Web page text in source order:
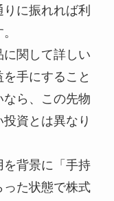
に振れれば利
関して詳しい
手にすること
ら、この先物
資とは異なり
背景に「手持
った状態で株式